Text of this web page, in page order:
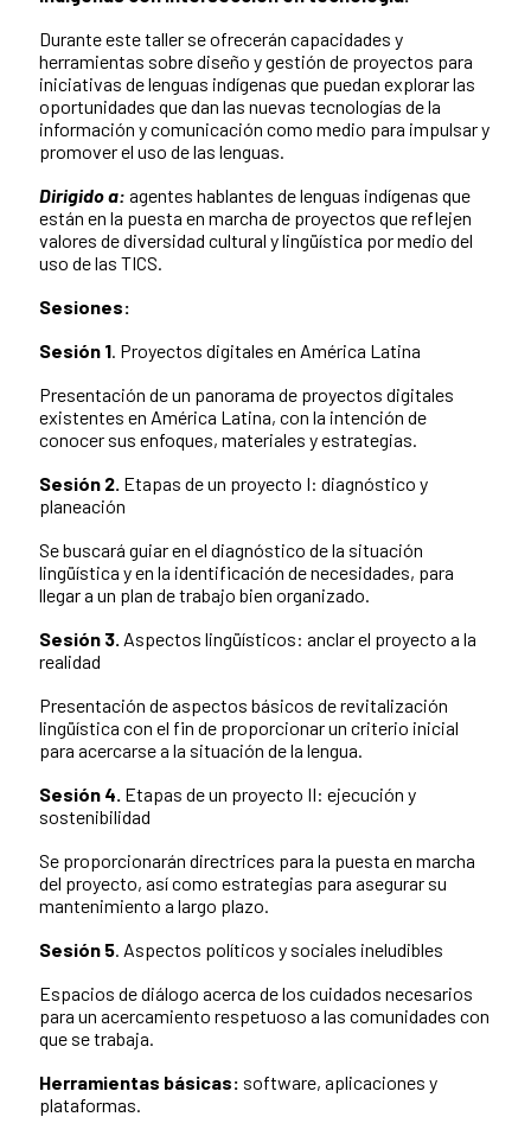
Durante este taller se ofrecerán capacidades y
herramientas sobre diseño y gestión de proyectos para
iniciativas de lenguas indígenas que puedan explorar las
oportunidades que dan las nuevas tecnologías de la
información y comunicación como medio para impulsar y
promover el uso de las lenguas.
Dirigido a: agentes hablantes de lenguas indígenas que
están en la puesta en marcha de proyectos que reflejen
valores de diversidad cultural y lingüística por medio del
uso de las TICS.
Sesiones:
Sesión 1. Proyectos digitales en América Latina
Presentación de un panorama de proyectos digitales
existentes en América Latina, con la intención de
conocer sus enfoques, materiales y estrategias.
Sesión 2. Etapas de un proyecto I: diagnóstico y
planeación
Se buscará guiar en el diagnóstico de la situación
lingüística y en la identificación de necesidades, para
llegar a un plan de trabajo bien organizado.
Sesión 3. Aspectos lingüísticos: anclar el proyecto a la
realidad
Presentación de aspectos básicos de revitalización
lingüística con el fin de proporcionar un criterio inicial
para acercarse a la situación de la lengua.
Sesión 4. Etapas de un proyecto II: ejecución y
sostenibilidad
Se proporcionarán directrices para la puesta en marcha
del proyecto, así como estrategias para asegurar su
mantenimiento a largo plazo.
Sesión 5. Aspectos políticos y sociales ineludibles
Espacios de diálogo acerca de los cuidados necesarios
para un acercamiento respetuoso a las comunidades con
que se trabaja.
Herramientas básicas: software, aplicaciones y
plataformas.